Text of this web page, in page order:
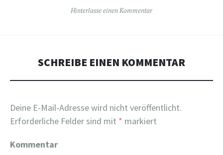
Hinterlasse einen Kommentar
SCHREIBE EINEN KOMMENTAR
Deine E-Mail-Adresse wird nicht veröffentlicht.
Erforderliche Felder sind mit * markiert
Kommentar